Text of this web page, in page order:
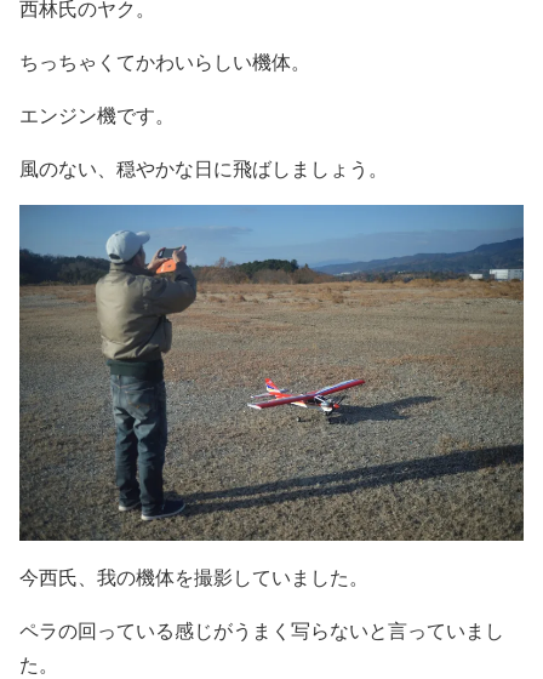
西林氏のヤク。
ちっちゃくてかわいらしい機体。
エンジン機です。
風のない、穏やかな日に飛ばしましょう。
今西氏、我の機体を撮影していました。
ペラの回っている感じがうまく写らないと言っていまし
た。